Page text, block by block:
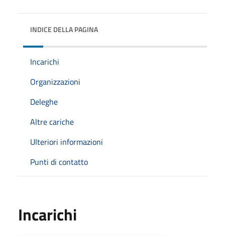
INDICE DELLA PAGINA
Incarichi
Organizzazioni
Deleghe
Altre cariche
Ulteriori informazioni
Punti di contatto
Incarichi